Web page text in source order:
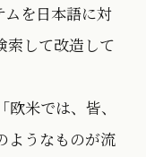
を日本語に対
索して改造して
米では、皆、
ようなものが流